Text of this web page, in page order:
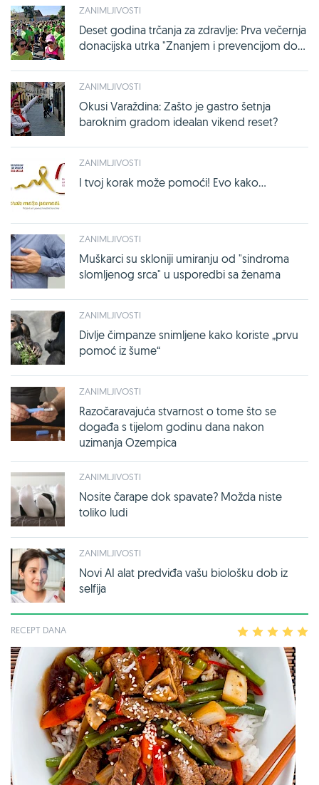
ZANIMLJIVOSTI
Deset godina trčanja za zdravlje: Prva večernja
donacijska utrka "Znanjem i prevencijom do...
ZANIMLJIVOSTI
Okusi Varaždina: Zašto je gastro šetnja
baroknim gradom idealan vikend reset?
ZANIMLJIVOSTI
I tvoj korak može pomoći! Evo kako...
ZANIMLJIVOSTI
Muškarci su skloniji umiranju od "sindroma
slomljenog srca" u usporedbi sa ženama
ZANIMLJIVOSTI
Divlje čimpanze snimljene kako koriste „prvu
pomoć iz šume“
ZANIMLJIVOSTI
Razočaravajuća stvarnost o tome što se
događa s tijelom godinu dana nakon
uzimanja Ozempica
ZANIMLJIVOSTI
Nosite čarape dok spavate? Možda niste
toliko ludi
ZANIMLJIVOSTI
Novi AI alat predviđa vašu biološku dob iz
selfija
RECEPT DANA 2 3 4